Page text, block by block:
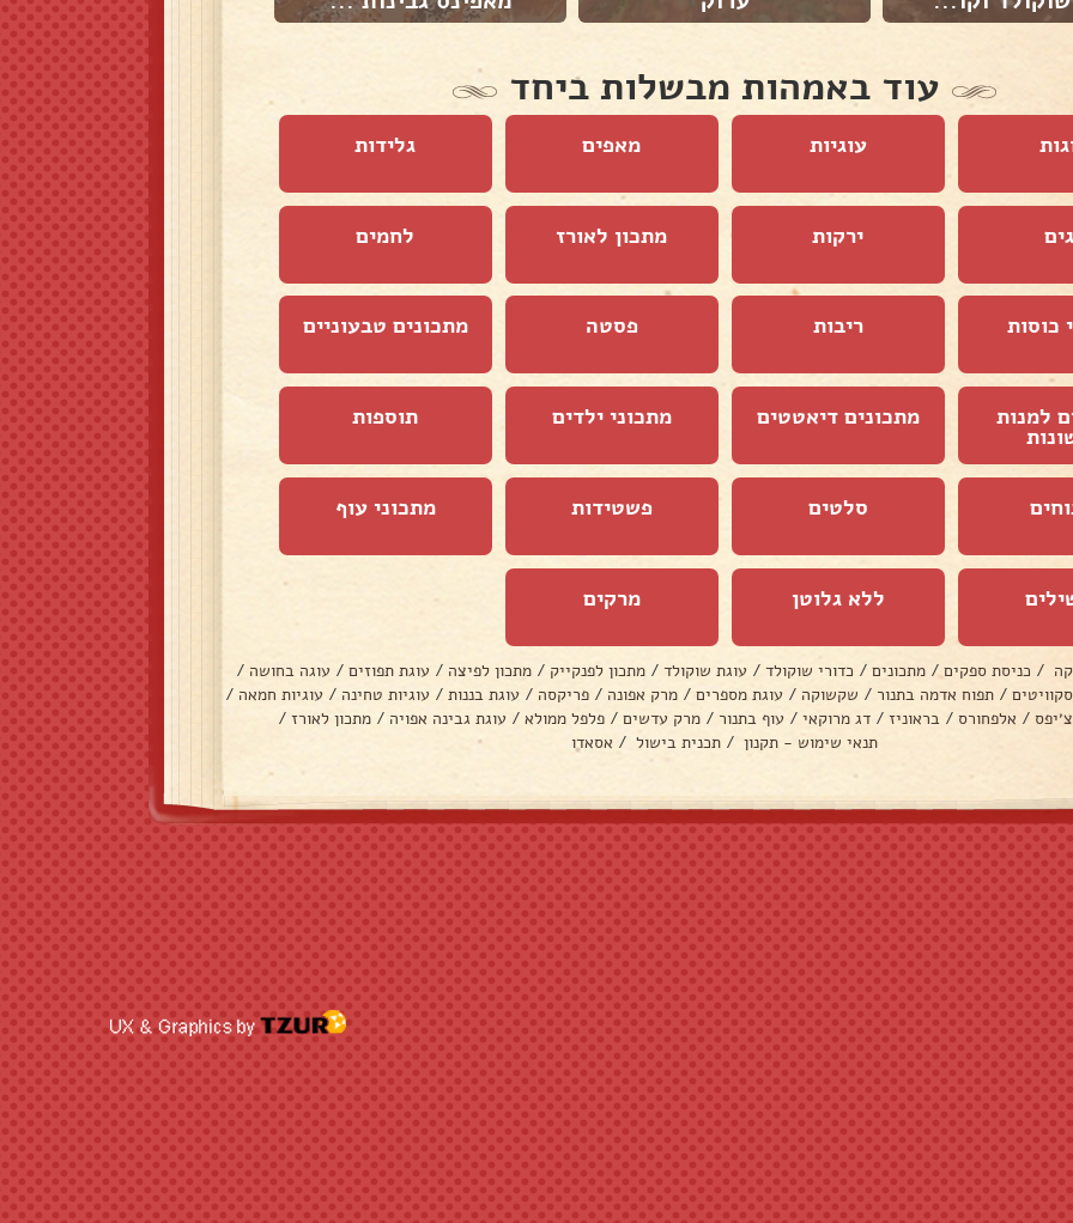
עוד באמהות מבשלות ביחד
עוגיות מאפים גלידות
ירקות מתכון לאורז לחמים
כוסות ריבות פסטה מתכונים טבעוניים
למנות מתכונים דיאטטים מתכוני ילדים תוספות
סלטים פשטידות מתכוני עוף
ללא גלוטן מרקים
/ כניסת ספקים / מתכונים / כדורי שוקולד / עוגת שוקולד / מתכון לפנקייק / מתכון לפיצה / עוגת תפוזים / עוגה בחושה /
/ תפוח אדמה בתנור / שקשוקה / עוגת מספרים / מרק אפונה / פריקסה / עוגת בננות / עוגיות טחינה / עוגיות חמאה /
/ אלפחורס / בראוניז / דג מרוקאי / עוף בתנור / מרק עדשים / פלפל ממולא / עוגת גבינה אפויה / מתכון לאורז /
תנאי שימוש - תקנון / תכנית בישול / אסאדו